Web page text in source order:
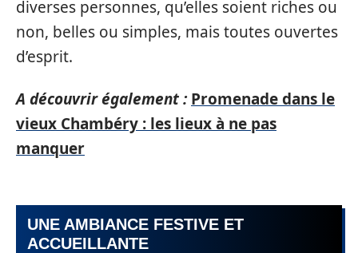
diverses personnes, qu’elles soient riches ou
non, belles ou simples, mais toutes ouvertes
d’esprit.
A découvrir également : Promenade dans le
vieux Chambéry : les lieux à ne pas
manquer
UNE AMBIANCE FESTIVE ET
ACCUEILLANTE